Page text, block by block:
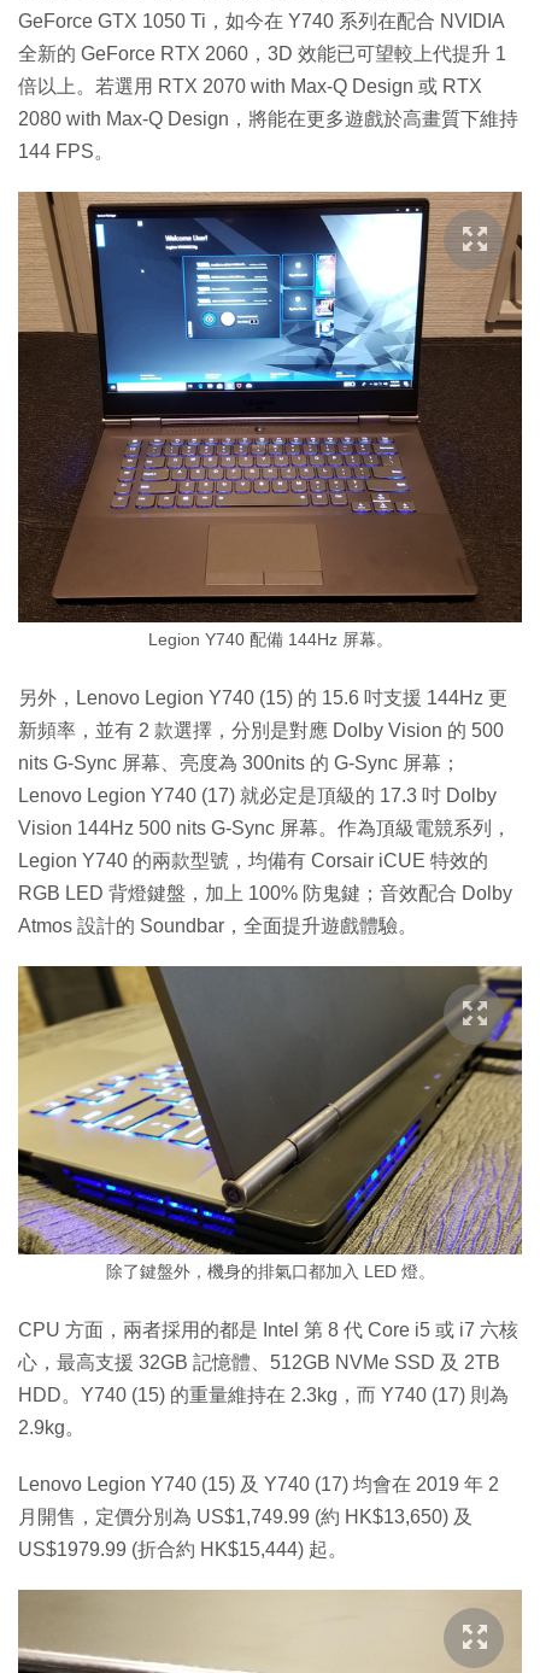
GeForce GTX 1050 Ti，如今在 Y740 系列在配合 NVIDIA
全新的 GeForce RTX 2060，3D 效能已可望較上代提升 1
倍以上。若選用 RTX 2070 with Max-Q Design 或 RTX
2080 with Max-Q Design，將能在更多遊戲於高畫質下維持
144 FPS。
Legion Y740 配備 144Hz 屏幕。
另外，Lenovo Legion Y740 (15) 的 15.6 吋支援 144Hz 更
新頻率，並有 2 款選擇，分別是對應 Dolby Vision 的 500
nits G-Sync 屏幕、亮度為 300nits 的 G-Sync 屏幕；
Lenovo Legion Y740 (17) 就必定是頂級的 17.3 吋 Dolby
Vision 144Hz 500 nits G-Sync 屏幕。作為頂級電競系列，
Legion Y740 的兩款型號，均備有 Corsair iCUE 特效的
RGB LED 背燈鍵盤，加上 100% 防鬼鍵；音效配合 Dolby
Atmos 設計的 Soundbar，全面提升遊戲體驗。
除了鍵盤外，機身的排氣口都加入 LED 燈。
CPU 方面，兩者採用的都是 Intel 第 8 代 Core i5 或 i7 六核
心，最高支援 32GB 記憶體、512GB NVMe SSD 及 2TB
HDD。Y740 (15) 的重量維持在 2.3kg，而 Y740 (17) 則為
2.9kg。
Lenovo Legion Y740 (15) 及 Y740 (17) 均會在 2019 年 2
月開售，定價分別為 US$1,749.99 (約 HK$13,650) 及
US$1979.99 (折合約 HK$15,444) 起。